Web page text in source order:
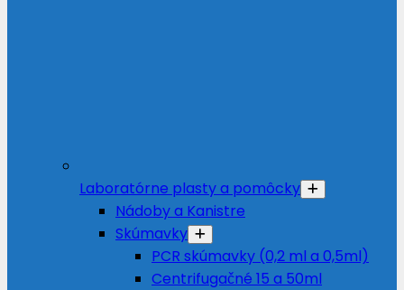
Laboratórne plasty a pomôcky
Nádoby a Kanistre
Skúmavky
PCR skúmavky (0,2 ml a 0,5ml)
Centrifugačné 15 a 50ml